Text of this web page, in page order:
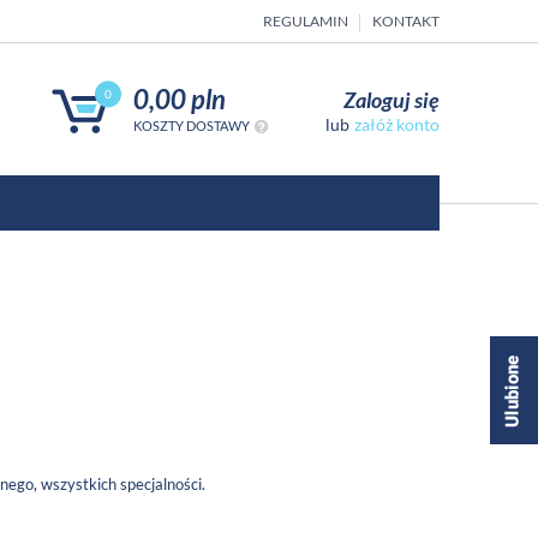
REGULAMIN KONTAKT
0 0,00 pln
KOSZTY DOSTAWY
Zaloguj się
załóż konto
wszystkich specjalności.